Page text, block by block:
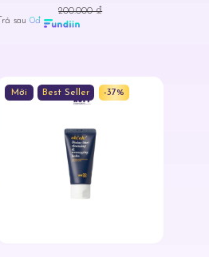
200.000 ₫
Trả sau0đ
Mới Best Seller -37%